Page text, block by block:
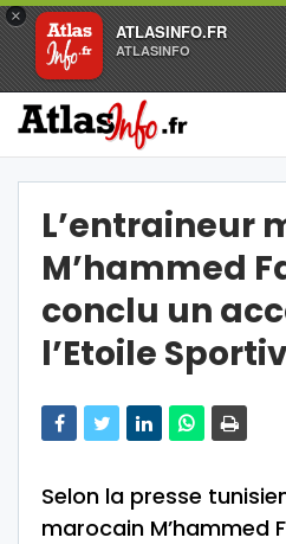
×
ATLASINFO.FR
ATLASINFO
L’entraineur
M’hammed
conclu un
l’Etoile
Selon la presse
marocain M’hammed